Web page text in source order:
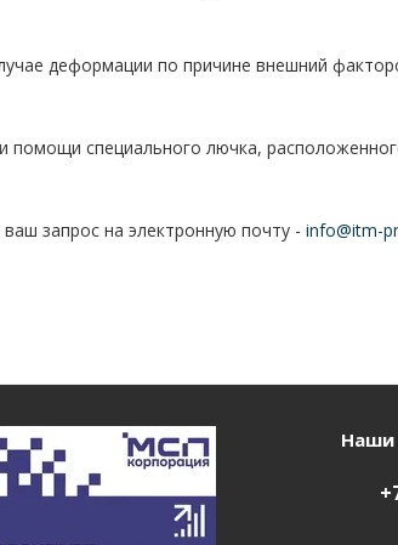
деформации по причине внешний
специального лючка,
запрос на электронную почту - info@itm-
Наши